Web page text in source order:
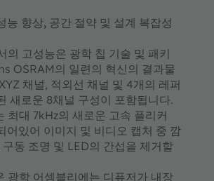
능 향상, 공간 절약 및 설계 복잡성
의 고성능은 광학 칩 기술 및 패키
OSRAM의 일련의 혁신의 결과물
채널, 적외선 채널 및 4개의 레퍼
새로운 8채널 구성이 포함됩니다.
최대 7kHz의 새로운 고속 플리커
어있어 이미지 및 비디오 캡처 중 깜
동 조명 및 LED의 간섭을 제거할
광학 어셈블리에는 디퓨저가 내장